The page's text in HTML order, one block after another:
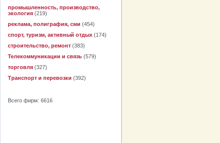
промышленность, производство,
экология (219)
реклама, полиграфия, сми (454)
спорт, туризм, активный отдых (174)
строительство, ремонт (383)
Телекоммуникации и связь (579)
торговля (327)
Транспорт и перевозки (392)
Всего фирм: 6616